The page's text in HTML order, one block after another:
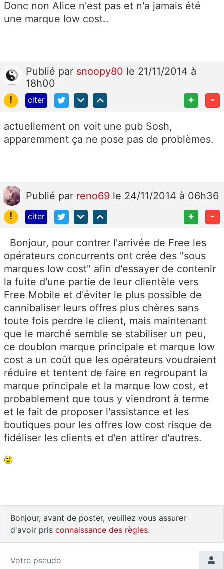
Donc non Alice n'est pas et n'a jamais été
une marque low cost..
Publié par snoopy80 le 21/11/2014 à
18h00
!
citer + -
actuellement on voit une pub Sosh,
apparemment ça ne pose pas de problèmes.
Publié par reno69 le 24/11/2014 à 06h36
!
citer + -
Bonjour, pour contrer l'arrivée de Free les
opérateurs concurrents ont crée des "sous
marques low cost" afin d'essayer de contenir
la fuite d'une partie de leur clientèle vers
Free Mobile et d'éviter le plus possible de
cannibaliser leurs offres plus chères sans
toute fois perdre le client, mais maintenant
que le marché semble se stabiliser un peu,
ce doublon marque principale et marque low
cost a un coût que les opérateurs voudraient
réduire et tentent de faire en regroupant la
marque principale et la marque low cost, et
probablement que tous y viendront à terme
et le fait de proposer l'assistance et les
boutiques pour les offres low cost risque de
fidéliser les clients et d'en attirer d'autres.
Bonjour, avant de poster, veuillez vous assurer
d'avoir pris connaissance des règles.